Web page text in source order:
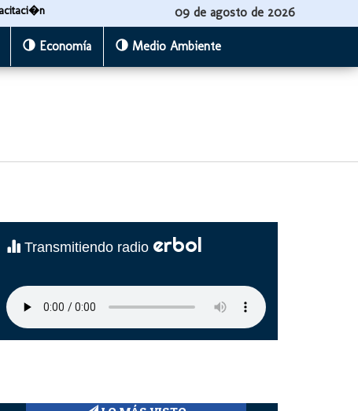
09 de agosto de 2026
Economía Medio Ambiente
Transmitiendo radio erbol